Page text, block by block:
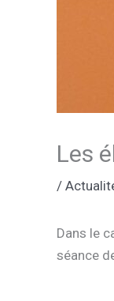
Les
/
Dans le
séance